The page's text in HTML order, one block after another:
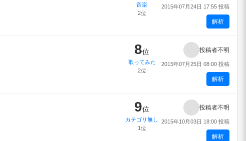
音楽
2位
2015年07月24日 17:55 投稿
解析
8位
歌ってみた
2位
投稿者不明
2015年07月25日 08:00 投稿
解析
9位
カテゴリ無し
1位
投稿者不明
2015年10月03日 18:00 投稿
解析